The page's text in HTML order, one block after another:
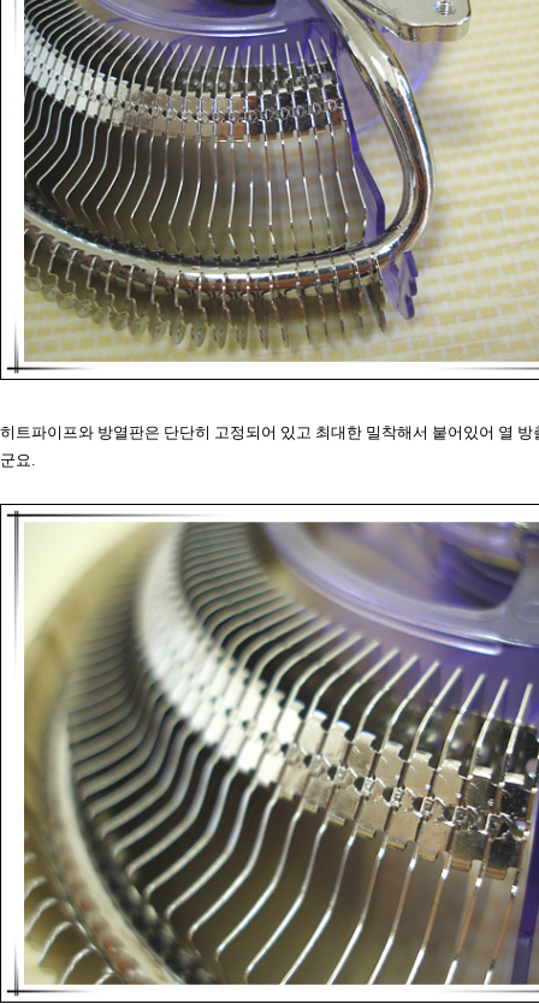
히트파이프와 방열판은 단단히 고정되어 있고 최대한 밀착해서 붙어있어 열 방
군요.